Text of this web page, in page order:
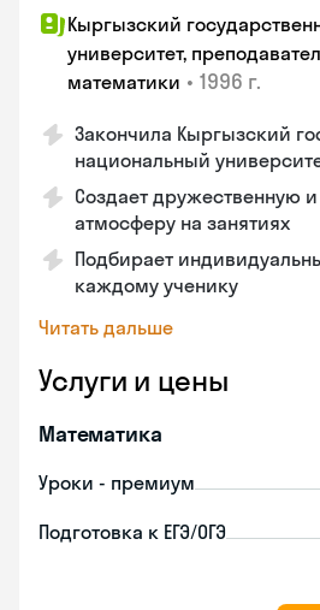
Кыргызский
университет,
математики • 1996 г.
Закончила Кыргызский
национальный
Создает дружественную
атмосферу на занятиях
Подбирает
каждому ученику
Читать дальше
Услуги и цены
Математика
Уроки - премиум
Подготовка к ЕГЭ/ОГЭ